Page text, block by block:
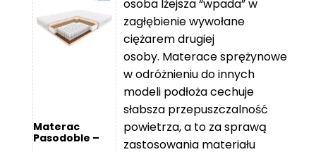
2
459 zł
Materac
Pasodoble –
osoba lżejsza “wpada” w
zagłębienie wywołane
ciężarem drugiej
osoby. Materace sprężynowe
w odróżnieniu do innych
modeli podłoża cechuje
słabsza przepuszczalność
powietrza, a to za sprawą
zastosowania materiału